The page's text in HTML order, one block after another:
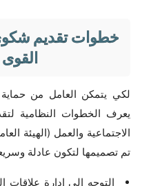
خطوات تقديم
لكي يتمكن العامل من
يعرف الخطوات النظامية
الاجتماعية والعمل (الهيئة
تم تصميمها لتكون عادلة
التوجه إلى إدارة علاقات